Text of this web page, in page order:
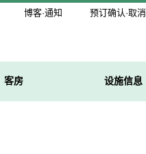
博客·通知 预订确认·取消
客房 设施信息